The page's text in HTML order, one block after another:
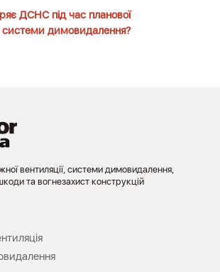
ДСНС під час планової
системи димовидалення?
вентиляції, системи димовидалення,
та вогнезахист конструкцій